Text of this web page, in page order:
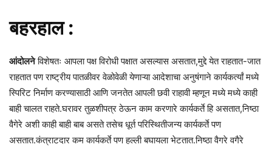
बहरहाल :
आंदोलनेविशेषतः आपला पक्ष विरोधी पक्षात असल्यास असतात,मुद्दे येत राहतात-जात
राहतात पण राष्ट्रीय पातळीवर वेळोवेळी येणाऱ्या आदेशाचा अनुषंगाने कार्यकर्त्यां मध्ये
स्पिरिट निर्माण करण्यासाठी आणि जनतेत आपली छवी राहावी म्हणून मध्ये मध्ये काही
बाही चालत राहते.घरावर तुळशीपत्र ठेऊन काम करणारे कार्यकर्ते हि असतात,निष्ठा
वैगेरे अशी काही बाही बाब असते तसेच धूर्त परिस्थितीजन्य कार्यकर्ते पण
असतात.कंत्राटदार कम कार्यकर्ते पण हल्ली बघायला भेटतात.निष्ठा वैगरे वगैरे